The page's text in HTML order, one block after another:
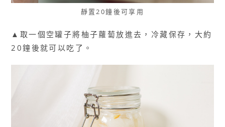
靜置20鐘後可享用
▲取一個空罐子將柚子蘿蔔放進去，冷藏保存，大約
20鐘後就可以吃了。